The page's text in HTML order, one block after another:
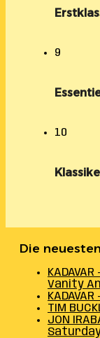
9
10
Die
Vanity
TIM
JON